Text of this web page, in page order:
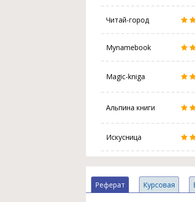
Читай-город
Mynamebook
Magic-kniga
Альпина книги
Искусница
Реферат Курсовая